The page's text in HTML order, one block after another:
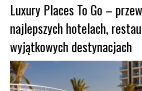
Luxury Places To Go –
najlepszych hotelach,
wyjątkowych destynacjach